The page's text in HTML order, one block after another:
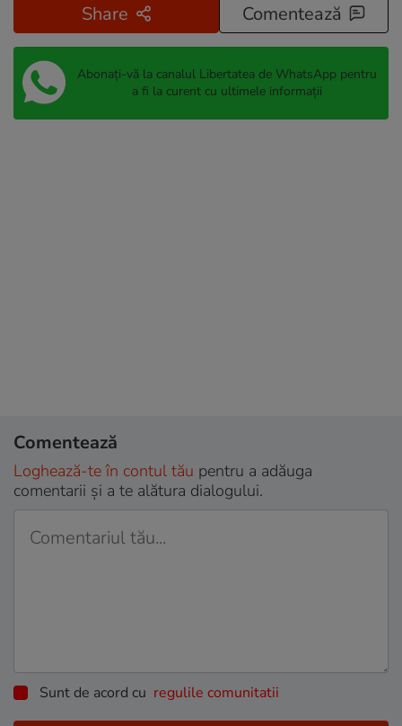
Share Comentează
Abonați-vă la canalul Libertatea de WhatsApp pentru
a fi la curent cu ultimele informații
Comentează
Loghează-te în contul tău pentru a adăuga
comentarii și a te alătura dialogului.
Sunt de acord cu regulile comunitatii